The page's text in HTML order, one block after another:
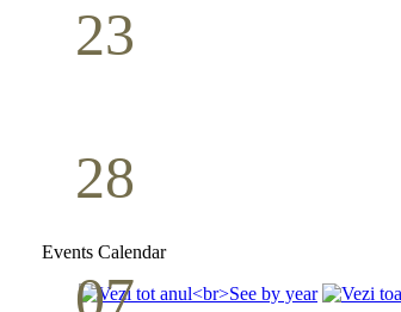
23
28
Cina Domnului
Events Calendar